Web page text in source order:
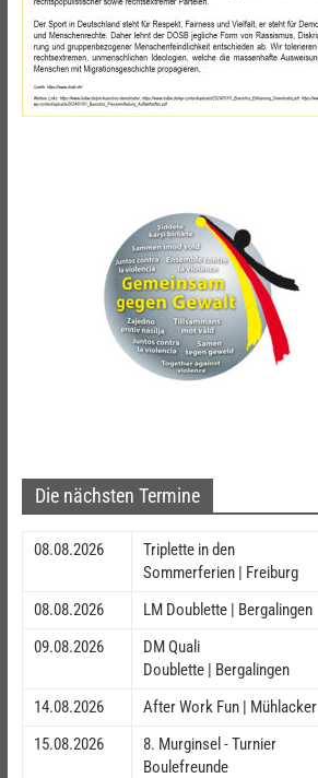
Die nächsten Termine
08.08.2026
Triplette in den
Sommerferien | Freiburg
08.08.2026
LM Doublette | Bergalingen
09.08.2026
DM Quali
Doublette | Bergalingen
14.08.2026
After Work Fun | Mühlacker
15.08.2026
8. Murginsel - Turnier
Boulefreunde